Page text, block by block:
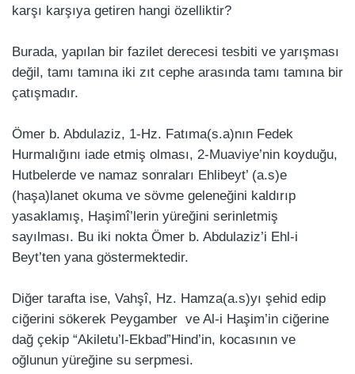
karşı karşıya getiren hangi özelliktir?
Burada, yapılan bir fazilet derecesi tesbiti ve yarışması
değil, tamı tamına iki zıt cephe arasında tamı tamına bir
çatışmadır.
Ömer b. Abdulaziz, 1-Hz. Fatıma(s.a)nın Fedek
Hurmalığını iade etmiş olması, 2-Muaviye’nin koyduğu,
Hutbelerde ve namaz sonraları Ehlibeyt’ (a.s)e
(haşa)lanet okuma ve sövme geleneğini kaldırıp
yasaklamış, Haşimî’lerin yüreğini serinletmiş
sayılması. Bu iki nokta Ömer b. Abdulaziz’i Ehl-i
Beyt’ten yana göstermektedir.
Diğer tarafta ise, Vahşî, Hz. Hamza(a.s)yı şehid edip
ciğerini sökerek Peygamber ve Al-i Haşim’in ciğerine
dağ çekip “Akiletu’l-Ekbad”Hind’in, kocasının ve
oğlunun yüreğine su serpmesi.